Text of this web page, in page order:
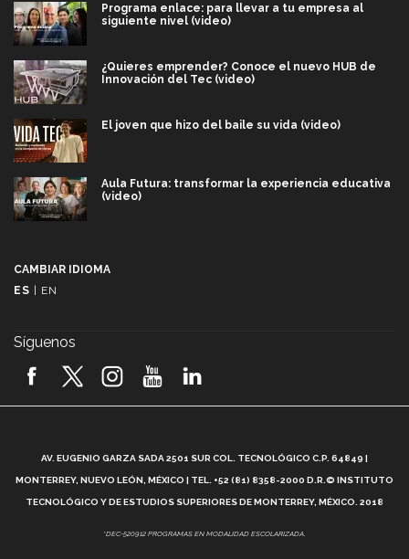
Programa enlace: para llevar a tu empresa al
siguiente nivel (video)
¿Quieres emprender? Conoce el nuevo HUB de
Innovación del Tec (video)
El joven que hizo del baile su vida (video)
Aula Futura: transformar la experiencia educativa
(video)
2026! (video)
¿Cómo es el Modelo Educativo Tec? (video)
Vida Tec: Feminismo e Inteligencia Artificial, Paola
CAMBIAR IDIOMA
ES | EN
Síguenos
AV. EUGENIO GARZA SADA 2501 SUR COL. TECNOLÓGICO C.P. 64849 |
MONTERREY, NUEVO LEÓN, MÉXICO | TEL. +52 (81) 8358-2000 D.R.© INSTITUTO
TECNOLÓGICO Y DE ESTUDIOS SUPERIORES DE MONTERREY, MÉXICO. 2018
*DEC-520912 PROGRAMAS EN MODALIDAD ESCOLARIZADA.